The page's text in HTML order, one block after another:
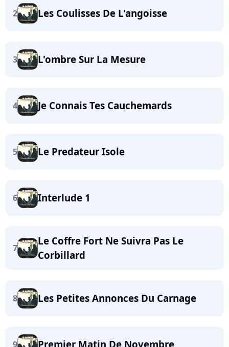
2 Les Coulisses De L'angoisse
3 L'ombre Sur La Mesure
4 Je Connais Tes Cauchemards
5 Le Predateur Isole
6 Interlude 1
7
Le Coffre Fort Ne Suivra Pas Le
Corbillard
8 Les Petites Annonces Du Carnage
9 Premier Matin De Novembre